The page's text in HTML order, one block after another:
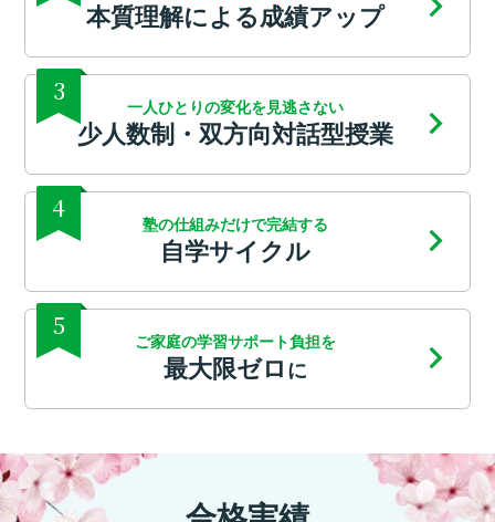
本質理解による成績アップ
3
一人ひとりの変化を見逃さない
少人数制・双方向対話型授業
4
塾の仕組みだけで完結する
自学サイクル
5
ご家庭の学習サポート負担を
最大限ゼロ に